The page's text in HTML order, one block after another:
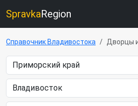
SpravkaRegion
Справочник Владивостока Дворцы